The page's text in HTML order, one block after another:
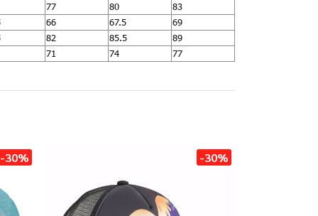
77 80
83
66 67.5
69
82 85.5
89
71 74 77
-30% -30%